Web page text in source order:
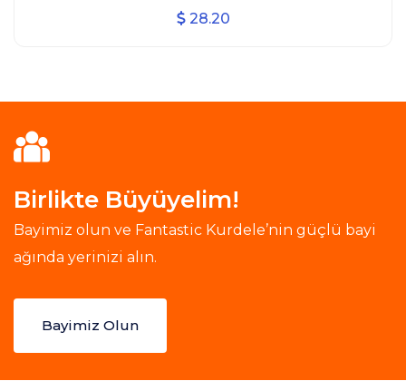
28.20
Birlikte Büyüyelim!
Bayimiz olun ve Fantastic Kurdele’nin güçlü bayi
ağında yerinizi alın.
Bayimiz Olun